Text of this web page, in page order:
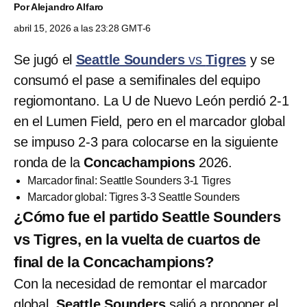
PorAlejandro Alfaro
abril 15, 2026 a las 23:28 GMT-6
Se jugó el Seattle Sounders vsTigres y se
consumó el pase a semifinales del equipo
regiomontano. La U de Nuevo León perdió 2-1
en el Lumen Field, pero en el marcador global
se impuso 2-3 para colocarse en la siguiente
ronda de laConcachampions 2026.
Marcador final: Seattle Sounders 3-1 Tigres
Marcador global: Tigres 3-3 Seattle Sounders
¿Cómo fue el partido Seattle Sounders
vs Tigres, en la vuelta de cuartos de
final de la Concachampions?
Con la necesidad de remontar el marcador